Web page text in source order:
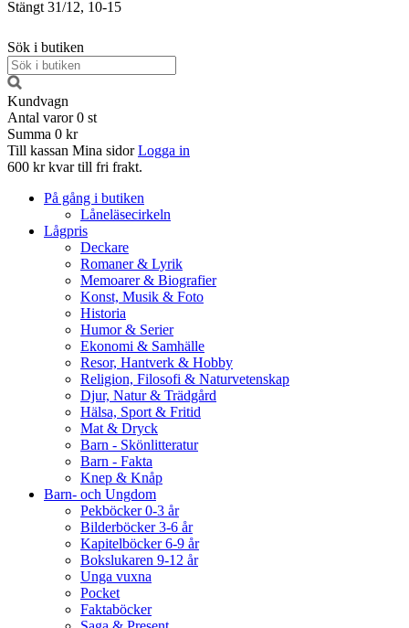
Stängt 31/12, 10-15
Sök i butiken
Kundvagn
Antal varor 0 st
Summa 0 kr
Till kassan Mina sidor Logga in
600 kr kvar till fri frakt.
På gång i butiken
Låneläsecirkeln
Lågpris
Deckare
Romaner & Lyrik
Memoarer & Biografier
Konst, Musik & Foto
Historia
Humor & Serier
Ekonomi & Samhälle
Resor, Hantverk & Hobby
Religion, Filosofi & Naturvetenskap
Djur, Natur & Trädgård
Hälsa, Sport & Fritid
Mat & Dryck
Barn - Skönlitteratur
Barn - Fakta
Knep & Knåp
Barn- och Ungdom
Pekböcker 0-3 år
Bilderböcker 3-6 år
Kapitelböcker 6-9 år
Bokslukaren 9-12 år
Unga vuxna
Pocket
Faktaböcker